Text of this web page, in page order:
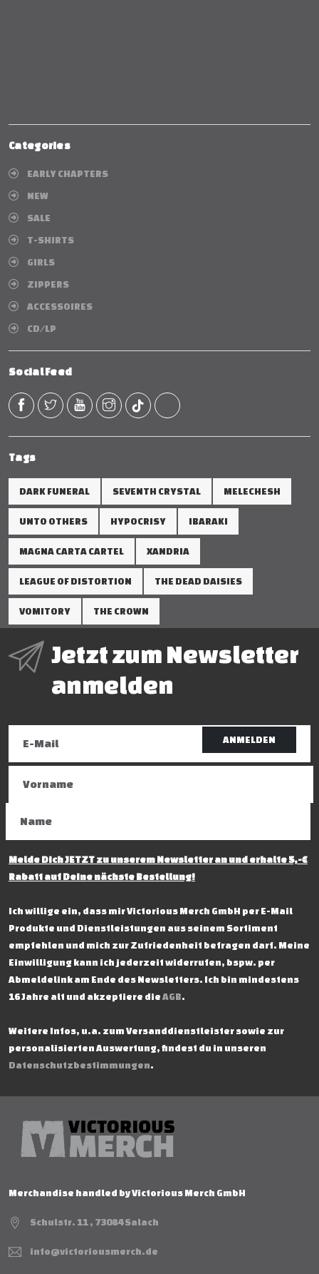
Categories
EARLY CHAPTERS
NEW
SALE
T-SHIRTS
GIRLS
ZIPPERS
ACCESSOIRES
CD/LP
Social Feed
Tags
DARK FUNERAL SEVENTH CRYSTAL MELECHESH
UNTO OTHERS HYPOCRISY IBARAKI
MAGNA CARTA CARTEL XANDRIA
LEAGUE OF DISTORTION THE DEAD DAISIES
VOMITORY THE CROWN
Jetzt zum Newsletter
anmelden
ANMELDEN
Melde Dich JETZT zu unserem Newsletter an und erhalte 5,-€
Rabatt auf Deine nächste Bestellung!
Ich willige ein, dass mir Victorious Merch GmbH per E-Mail
Produkte und Dienstleistungen aus seinem Sortiment
empfehlen und mich zur Zufriedenheit befragen darf. Meine
Einwilligung kann ich jederzeit widerrufen, bspw. per
Abmeldelink am Ende des Newsletters. Ich bin mindestens
16 Jahre alt und akzeptiere die AGB.
Weitere Infos, u.a. zum Versanddienstleister sowie zur
personalisierten Auswertung, findest du in unseren
Datenschutzbestimmungen.
Merchandise handled by Victorious Merch GmbH
Schulstr. 11 , 73084 Salach
info@victoriousmerch.de